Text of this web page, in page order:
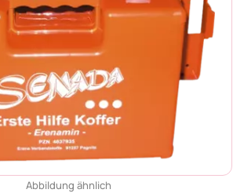
Abbildung ähnlich